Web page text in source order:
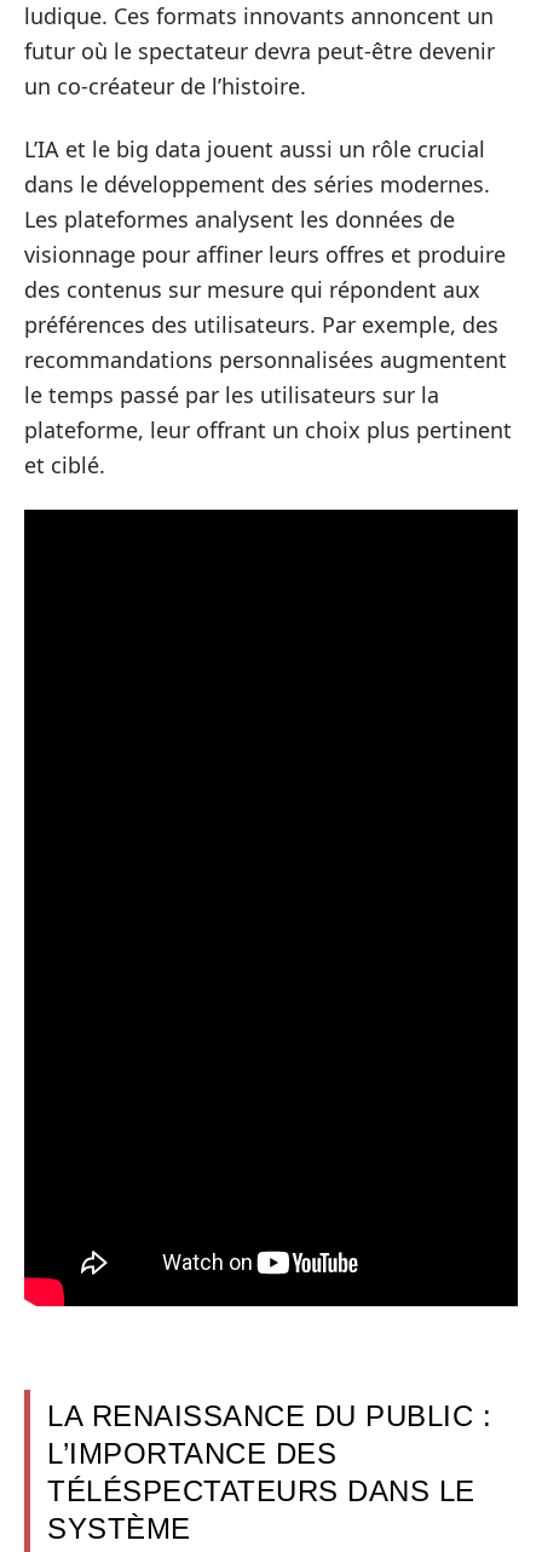
ludique. Ces formats innovants annoncent un
futur où le spectateur devra peut-être devenir
un co-créateur de l’histoire.
L’IA et le big data jouent aussi un rôle crucial
dans le développement des séries modernes.
Les plateformes analysent les données de
visionnage pour affiner leurs offres et produire
des contenus sur mesure qui répondent aux
préférences des utilisateurs. Par exemple, des
recommandations personnalisées augmentent
le temps passé par les utilisateurs sur la
plateforme, leur offrant un choix plus pertinent
et ciblé.
LA RENAISSANCE DU PUBLIC :
L’IMPORTANCE DES
TÉLÉSPECTATEURS DANS LE
SYSTÈME